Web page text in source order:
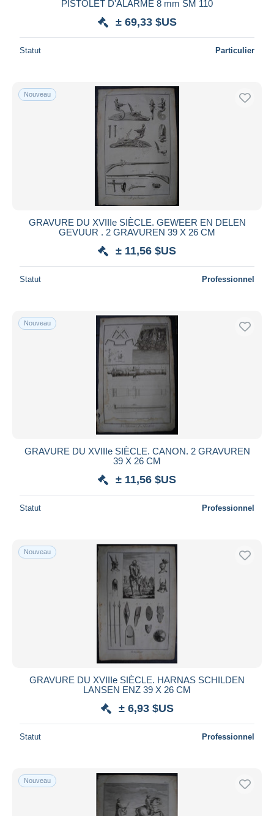
PISTOLET D'ALARME 8 mm SM 110
± 69,33 $US
Statut Particulier
Nouveau
GRAVURE DU XVIIIe SIÈCLE. GEWEER EN DELEN
GEVUUR . 2 GRAVUREN 39 X 26 CM
± 11,56 $US
Statut Professionnel
Nouveau
GRAVURE DU XVIIIe SIÈCLE. CANON. 2 GRAVUREN
39 X 26 CM
± 11,56 $US
Statut Professionnel
Nouveau
GRAVURE DU XVIIIe SIÈCLE. HARNAS SCHILDEN
LANSEN ENZ 39 X 26 CM
± 6,93 $US
Statut Professionnel
Nouveau